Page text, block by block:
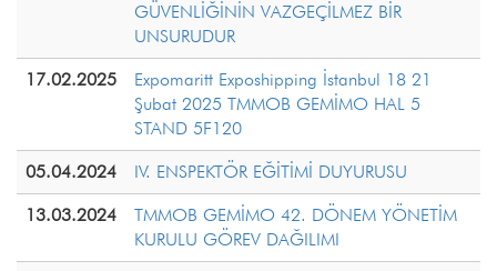
GÜVENLİĞİNİN VAZGEÇİLMEZ BİR
UNSURUDUR
17.02.2025
Expomaritt Exposhipping İstanbul 18 21
Şubat 2025 TMMOB GEMİMO HAL 5
STAND 5F120
05.04.2024 IV. ENSPEKTÖR EĞİTİMİ DUYURUSU
13.03.2024
TMMOB GEMİMO 42. DÖNEM YÖNETİM
KURULU GÖREV DAĞILIMI